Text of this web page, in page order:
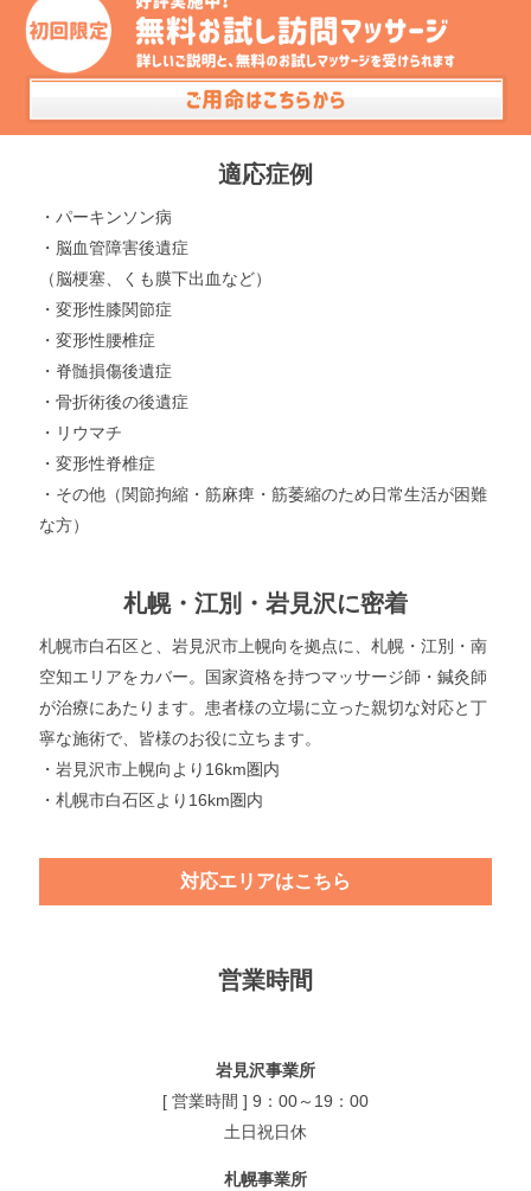
適応症例
・パーキンソン病
・脳血管障害後遺症
（脳梗塞、くも膜下出血など）
・変形性膝関節症
・変形性腰椎症
・脊髄損傷後遺症
・骨折術後の後遺症
・リウマチ
・変形性脊椎症
・その他（関節拘縮・筋麻痺・筋萎縮のため日常生活が困難
な方）
札幌・江別・岩見沢に密着
札幌市白石区と、岩見沢市上幌向を拠点に、札幌・江別・南
空知エリアをカバー。国家資格を持つマッサージ師・鍼灸師
が治療にあたります。患者様の立場に立った親切な対応と丁
寧な施術で、皆様のお役に立ちます。
・岩見沢市上幌向より16km圏内
・札幌市白石区より16km圏内
対応エリアはこちら
営業時間
岩見沢事業所
[ 営業時間 ] 9：00～19：00
土日祝日休
札幌事業所